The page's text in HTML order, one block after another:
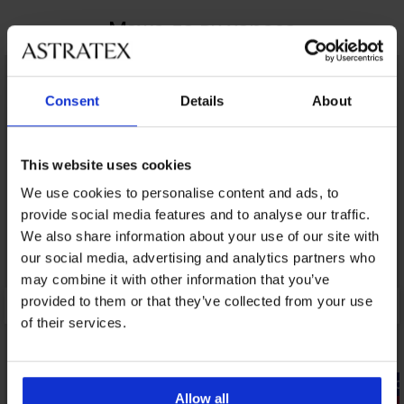
Consent Details About
This website uses cookies
We use cookies to personalise content and ads, to
provide social media features and to analyse our traffic.
We also share information about your use of our site with
our social media, advertising and analytics partners who
may combine it with other information that you’ve
provided to them or that they’ve collected from your use
of their services.
Allow all
Може да ви хареса
-20% GET20